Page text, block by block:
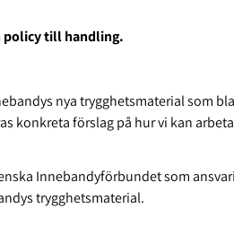
policy till handling.
nya trygghetsmaterial som
konkreta förslag på hur vi kan
Innebandyförbundet som
trygghetsmaterial.